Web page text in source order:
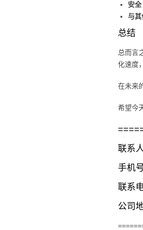
安全
与其
总结
总而言
化速度
在未来
希望今
联系
手机
联系
公司